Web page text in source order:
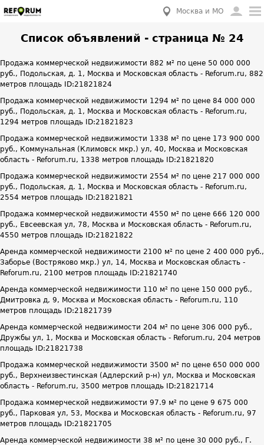
Москва и МО
Список объявлений - страница № 24
Продажа коммерческой недвижимости 882 м² по цене 50 000 000
руб., Подольская, д. 1, Москва и Московская область - Reforum.ru, 882
метров площадь ID:21821824
Продажа коммерческой недвижимости 1294 м² по цене 84 000 000
руб., Подольская, д. 1, Москва и Московская область - Reforum.ru,
1294 метров площадь ID:21821823
Продажа коммерческой недвижимости 1338 м² по цене 173 900 000
руб., Коммунальная (Климовск мкр.) ул, 40, Москва и Московская
область - Reforum.ru, 1338 метров площадь ID:21821820
Продажа коммерческой недвижимости 2554 м² по цене 217 000 000
руб., Подольская, д. 1, Москва и Московская область - Reforum.ru,
2554 метров площадь ID:21821821
Продажа коммерческой недвижимости 4550 м² по цене 666 120 000
руб., Евсеевская ул, 78, Москва и Московская область - Reforum.ru,
4550 метров площадь ID:21821822
Аренда коммерческой недвижимости 2100 м² по цене 2 400 000 руб.,
Заборье (Востряково мкр.) ул, 14, Москва и Московская область -
Reforum.ru, 2100 метров площадь ID:21821740
Аренда коммерческой недвижимости 110 м² по цене 150 000 руб.,
Дмитровка д, 9, Москва и Московская область - Reforum.ru, 110
метров площадь ID:21821739
Аренда коммерческой недвижимости 204 м² по цене 306 000 руб.,
Дружбы ул, 1, Москва и Московская область - Reforum.ru, 204 метров
площадь ID:21821738
Продажа коммерческой недвижимости 3500 м² по цене 650 000 000
руб., Верхнеизвестинская (Адлерский р-н) ул, Москва и Московская
область - Reforum.ru, 3500 метров площадь ID:21821714
Продажа коммерческой недвижимости 97.9 м² по цене 9 675 000
руб., Парковая ул, 53, Москва и Московская область - Reforum.ru, 97
метров площадь ID:21821705
Аренда коммерческой недвижимости 38 м² по цене 30 000 руб., Г.